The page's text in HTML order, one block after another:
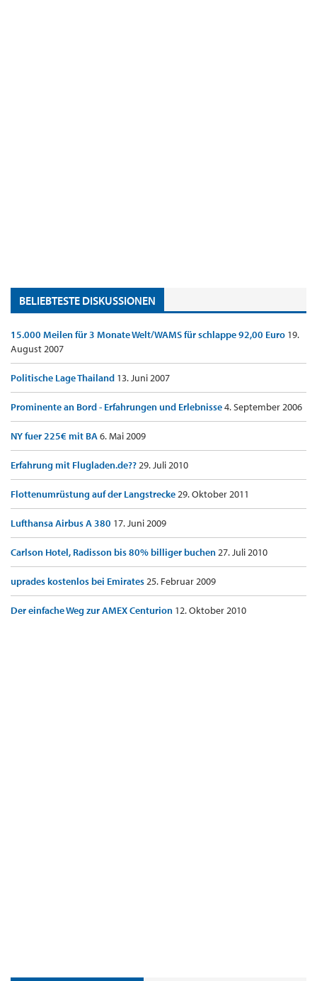
BELIEBTESTE DISKUSSIONEN
15.000 Meilen für 3 Monate Welt/WAMS für schlappe 92,00 Euro 19.
August 2007
Politische Lage Thailand 13. Juni 2007
Prominente an Bord - Erfahrungen und Erlebnisse4. September 2006
NY fuer 225€ mit BA6. Mai 2009
Erfahrung mit Flugladen.de??29. Juli 2010
Flottenumrüstung auf der Langstrecke29. Oktober 2011
Lufthansa Airbus A 380 17. Juni 2009
Carlson Hotel, Radisson bis 80% billiger buchen27. Juli 2010
uprades kostenlos bei Emirates25. Februar 2009
Der einfache Weg zur AMEX Centurion 12. Oktober 2010